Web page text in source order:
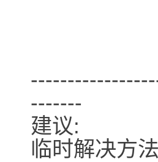
-------
建议:
临时解决方法